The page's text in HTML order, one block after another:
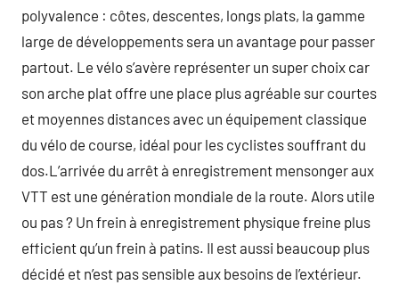
polyvalence : côtes, descentes, longs plats, la gamme
large de développements sera un avantage pour passer
partout. Le vélo s’avère représenter un super choix car
son arche plat offre une place plus agréable sur courtes
et moyennes distances avec un équipement classique
du vélo de course, idéal pour les cyclistes souffrant du
dos.L’arrivée du arrêt à enregistrement mensonger aux
VTT est une génération mondiale de la route. Alors utile
ou pas ? Un frein à enregistrement physique freine plus
efficient qu’un frein à patins. Il est aussi beaucoup plus
décidé et n’est pas sensible aux besoins de l’extérieur.